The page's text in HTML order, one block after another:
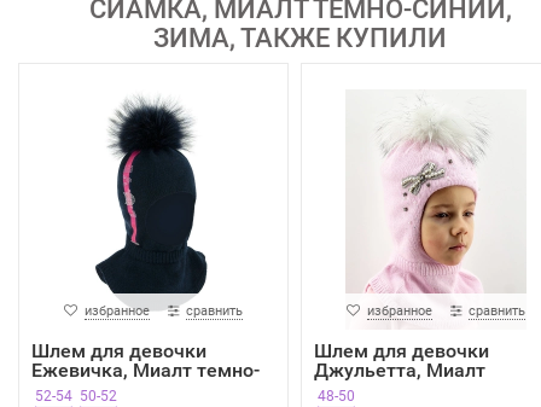
СИАМКА, МИАЛТ ТЕМНО-СИНИЙ,
ЗИМА, ТАКЖЕ КУПИЛИ
избранное сравнить
Шлем для девочки
Ежевичка, Миалт темно-
сини...
52-54 50-52
избранное сравнить
Шлем для девочки
Джульетта, Миалт
светло-ро...
48-50